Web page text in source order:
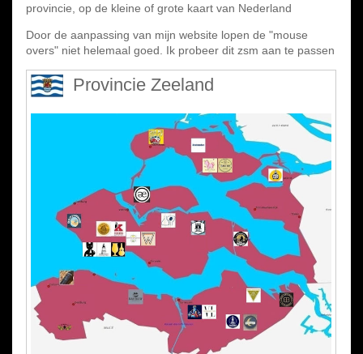
provincie, op de kleine of grote kaart van Nederland
Door de aanpassing van mijn website lopen de "mouse
overs" niet helemaal goed. Ik probeer dit zsm aan te passen
Provincie Zeeland